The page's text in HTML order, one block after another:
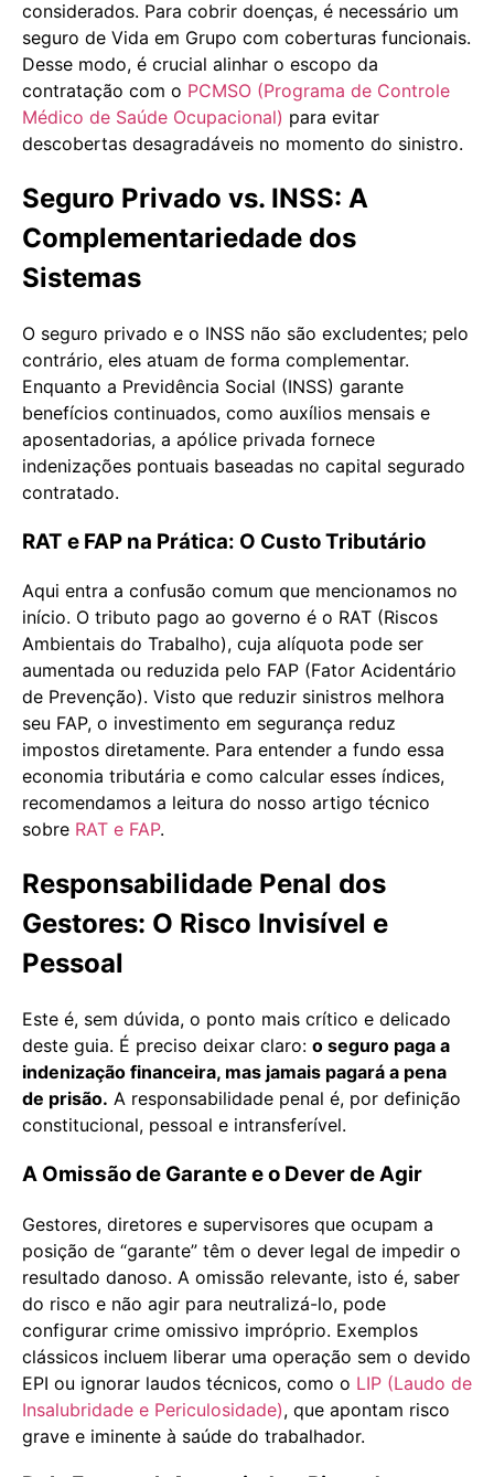
considerados. Para cobrir doenças, é necessário um
seguro de Vida em Grupo com coberturas funcionais.
Desse modo, é crucial alinhar o escopo da
contratação com o PCMSO (Programa de Controle
Médico de Saúde Ocupacional) para evitar
descobertas desagradáveis no momento do sinistro.
Seguro Privado vs. INSS: A
Complementariedade dos
Sistemas
O seguro privado e o INSS não são excludentes; pelo
contrário, eles atuam de forma complementar.
Enquanto a Previdência Social (INSS) garante
benefícios continuados, como auxílios mensais e
aposentadorias, a apólice privada fornece
indenizações pontuais baseadas no capital segurado
contratado.
RAT e FAP na Prática: O Custo Tributário
Aqui entra a confusão comum que mencionamos no
início. O tributo pago ao governo é o RAT (Riscos
Ambientais do Trabalho), cuja alíquota pode ser
aumentada ou reduzida pelo FAP (Fator Acidentário
de Prevenção). Visto que reduzir sinistros melhora
seu FAP, o investimento em segurança reduz
impostos diretamente. Para entender a fundo essa
economia tributária e como calcular esses índices,
recomendamos a leitura do nosso artigo técnico
sobre RAT e FAP.
Responsabilidade Penal dos
Gestores: O Risco Invisível e
Pessoal
Este é, sem dúvida, o ponto mais crítico e delicado
deste guia. É preciso deixar claro: o seguro paga a
indenização financeira, mas jamais pagará a pena
de prisão. A responsabilidade penal é, por definição
constitucional, pessoal e intransferível.
A Omissão de Garante e o Dever de Agir
Gestores, diretores e supervisores que ocupam a
posição de “garante” têm o dever legal de impedir o
resultado danoso. A omissão relevante, isto é, saber
do risco e não agir para neutralizá-lo, pode
configurar crime omissivo impróprio. Exemplos
clássicos incluem liberar uma operação sem o devido
EPI ou ignorar laudos técnicos, como o LIP (Laudo de
Insalubridade e Periculosidade), que apontam risco
grave e iminente à saúde do trabalhador.